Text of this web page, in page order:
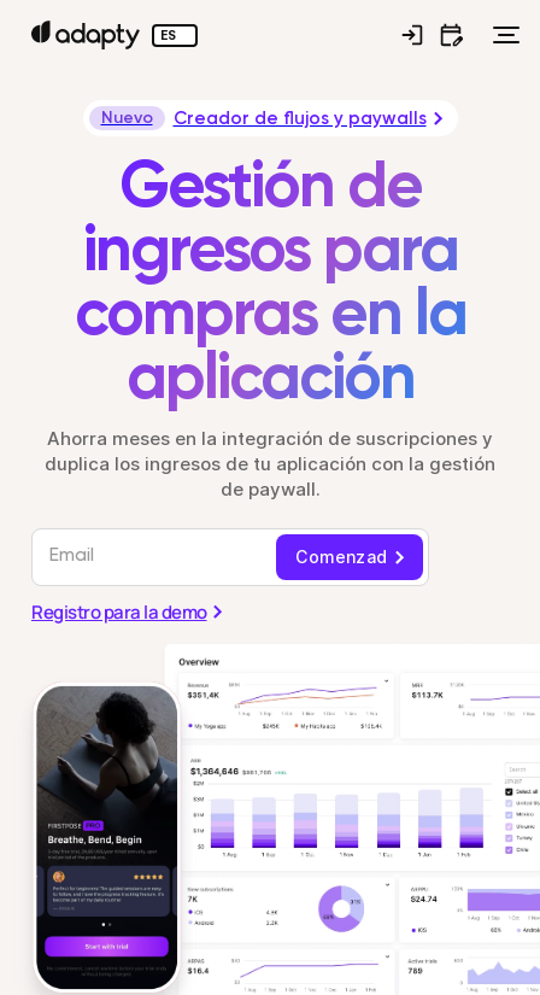
ES
Nuevo Creador de flujos y paywalls
Gestión de
ingresos para
compras en la
aplicación
Ahorra meses en la integración de suscripciones y
duplica los ingresos de tu aplicación con la gestión
de paywall.
Registro para la demo